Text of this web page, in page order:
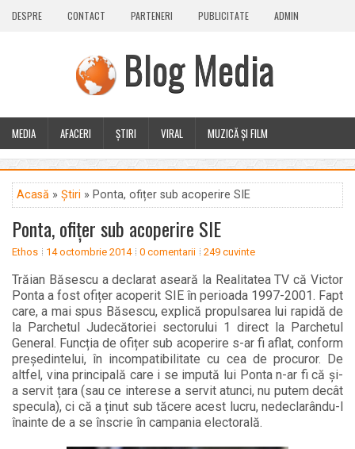
DESPRE CONTACT PARTENERI PUBLICITATE ADMIN
Blog Media
MEDIA AFACERI ȘTIRI VIRAL
MUZICĂ ȘI FILM
CALEIDOSCOP
BLOG GUEST POST PLUS
Acasă » Știri » Ponta, ofițer sub acoperire SIE
Ponta, ofițer sub acoperire SIE
Ethos 14 octombrie 2014 0 comentarii 249 cuvinte
Trăian Băsescu a declarat aseară la Realitatea TV că Victor
Ponta a fost ofițer acoperit SIE în perioada 1997-2001. Fapt
care, a mai spus Băsescu, explică propulsarea lui rapidă de
la Parchetul Judecătoriei sectorului 1 direct la Parchetul
General. Funcția de ofițer sub acoperire s-ar fi aflat, conform
președintelui, în incompatibilitate cu cea de procuror. De
altfel, vina principală care i se impută lui Ponta n-ar fi că și-
a servit țara (sau ce interese a servit atunci, nu putem decât
specula), ci că a ținut sub tăcere acest lucru, nedeclarându-l
înainte de a se înscrie în campania electorală.